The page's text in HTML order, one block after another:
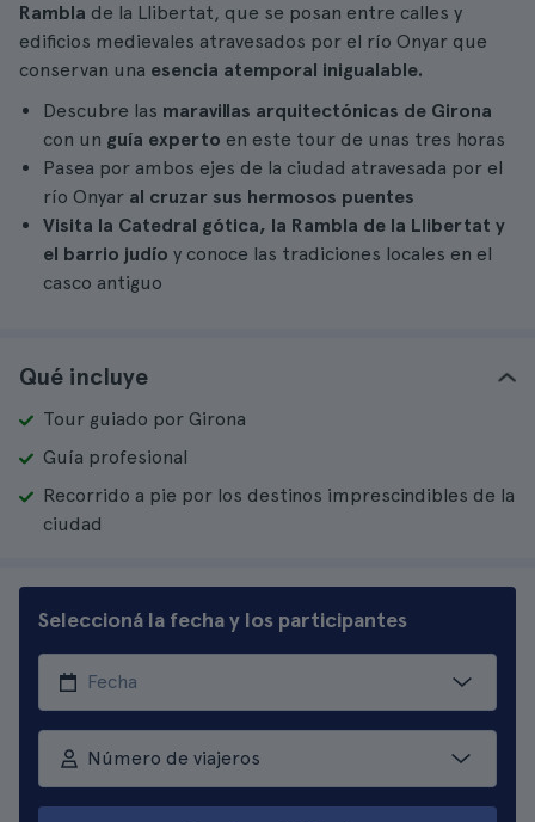
Rambla de la Llibertat, que se posan entre calles y
edificios medievales atravesados por el río Onyar que
conservan una esencia atemporal inigualable.
Descubre las maravillas arquitectónicas de Girona
con un guía experto en este tour de unas tres horas
Pasea por ambos ejes de la ciudad atravesada por el
río Onyar al cruzar sus hermosos puentes
Visita la Catedral gótica, la Rambla de la Llibertat y
el barrio judío y conoce las tradiciones locales en el
casco antiguo
Qué incluye
Tour guiado por Girona
Guía profesional
Recorrido a pie por los destinos imprescindibles de la
ciudad
Seleccioná la fecha y los participantes
Número de viajeros